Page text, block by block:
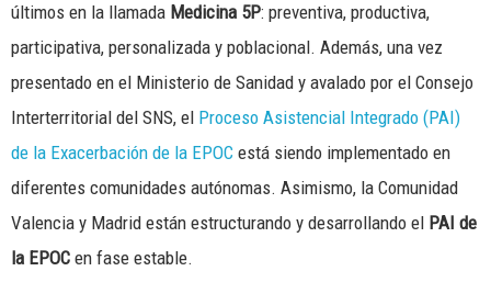
últimos en la llamada Medicina 5P: preventiva, productiva,
participativa, personalizada y poblacional. Además, una vez
presentado en el Ministerio de Sanidad y avalado por el Consejo
Interterritorial del SNS, el Proceso Asistencial Integrado (PAI)
de la Exacerbación de la EPOC está siendo implementado en
diferentes comunidades autónomas. Asimismo, la Comunidad
Valencia y Madrid están estructurando y desarrollando el PAI de
la EPOC en fase estable.